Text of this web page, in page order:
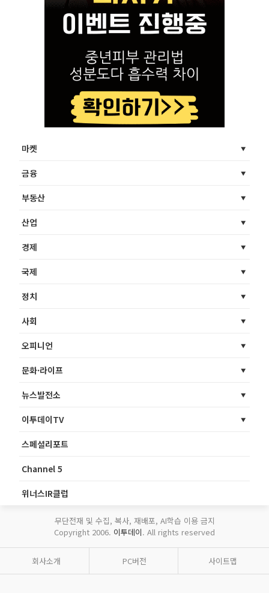
마켓
금융
부동산
산업
경제
국제
정치
사회
오피니언
문화·라이프
뉴스발전소
이투데이TV
스페셜리포트
Channel 5
위너스IR클럽
무단전재 및 수집, 복사, 재배포, AI학습 이용 금지
Copyright 2006. 이투데이. All rights reserved
회사소개 PC버전 사이트맵